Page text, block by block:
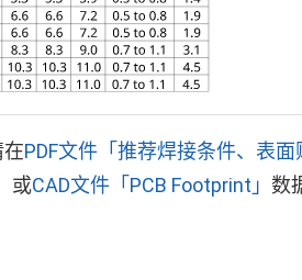
PDF文件「推荐焊接条件、表面
或CAD文件「PCB Footprint」 数